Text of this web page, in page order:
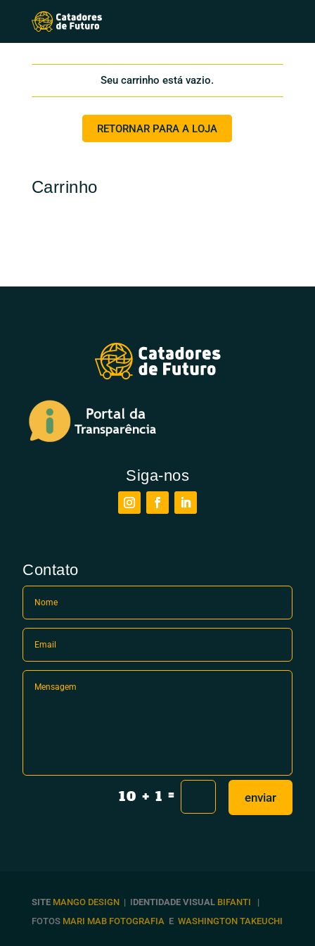
Seu carrinho está vazio.
RETORNAR PARA A LOJA
Carrinho
Siga-nos
Contato
10 + 1 = enviar
SITE MANGO DESIGN| IDENTIDADE VISUAL BIFANTI
|
FOTOS MARI MAB FOTOGRAFIA E WASHINGTON TAKEUCHI